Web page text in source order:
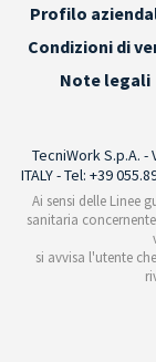
Profilo
Condizioni di
Note legali
TecniWork S.p.A. -
ITALY - Tel: +39
Ai sensi delle Linee
sanitaria
si avvisa l'utente